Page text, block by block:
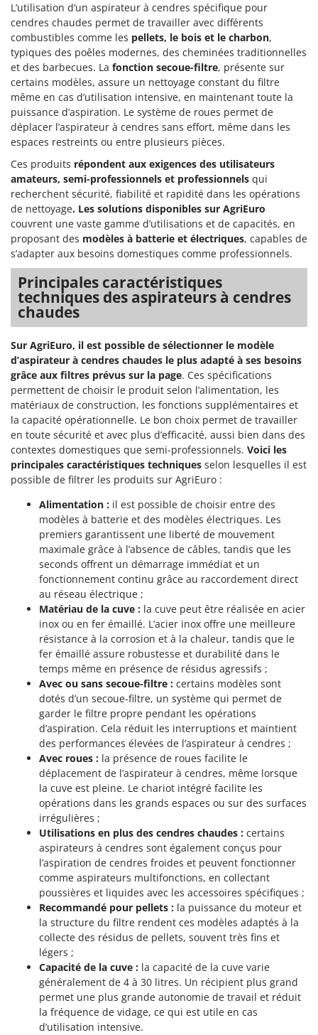
L’utilisation d’un aspirateur à cendres spécifique pour
cendres chaudes permet de travailler avec différents
combustibles comme les pellets, le bois et le charbon,
typiques des poêles modernes, des cheminées traditionnelles
et des barbecues. La fonction secoue-filtre, présente sur
certains modèles, assure un nettoyage constant du filtre
même en cas d’utilisation intensive, en maintenant toute la
puissance d’aspiration. Le système de roues permet de
déplacer l’aspirateur à cendres sans effort, même dans les
espaces restreints ou entre plusieurs pièces.
Ces produits répondent aux exigences des utilisateurs
amateurs, semi-professionnels et professionnels qui
recherchent sécurité, fiabilité et rapidité dans les opérations
de nettoyage. Les solutions disponibles sur AgriEuro
couvrent une vaste gamme d’utilisations et de capacités, en
proposant des modèles à batterie et électriques, capables de
s’adapter aux besoins domestiques comme professionnels.
Principales caractéristiques
techniques des aspirateurs à cendres
chaudes
Sur AgriEuro, il est possible de sélectionner le modèle
d’aspirateur à cendres chaudes le plus adapté à ses besoins
grâce aux filtres prévus sur la page. Ces spécifications
permettent de choisir le produit selon l’alimentation, les
matériaux de construction, les fonctions supplémentaires et
la capacité opérationnelle. Le bon choix permet de travailler
en toute sécurité et avec plus d’efficacité, aussi bien dans des
contextes domestiques que semi-professionnels. Voici les
principales caractéristiques techniques selon lesquelles il est
possible de filtrer les produits sur AgriEuro :
Alimentation : il est possible de choisir entre des
modèles à batterie et des modèles électriques. Les
premiers garantissent une liberté de mouvement
maximale grâce à l’absence de câbles, tandis que les
seconds offrent un démarrage immédiat et un
fonctionnement continu grâce au raccordement direct
au réseau électrique ;
Matériau de la cuve : la cuve peut être réalisée en acier
inox ou en fer émaillé. L’acier inox offre une meilleure
résistance à la corrosion et à la chaleur, tandis que le
fer émaillé assure robustesse et durabilité dans le
temps même en présence de résidus agressifs ;
Avec ou sans secoue-filtre : certains modèles sont
dotés d’un secoue-filtre, un système qui permet de
garder le filtre propre pendant les opérations
d’aspiration. Cela réduit les interruptions et maintient
des performances élevées de l’aspirateur à cendres ;
Avec roues : la présence de roues facilite le
déplacement de l’aspirateur à cendres, même lorsque
la cuve est pleine. Le chariot intégré facilite les
opérations dans les grands espaces ou sur des surfaces
irrégulières ;
Utilisations en plus des cendres chaudes : certains
aspirateurs à cendres sont également conçus pour
l’aspiration de cendres froides et peuvent fonctionner
comme aspirateurs multifonctions, en collectant
poussières et liquides avec les accessoires spécifiques ;
Recommandé pour pellets : la puissance du moteur et
la structure du filtre rendent ces modèles adaptés à la
collecte des résidus de pellets, souvent très fins et
légers ;
Capacité de la cuve : la capacité de la cuve varie
généralement de 4 à 30 litres. Un récipient plus grand
permet une plus grande autonomie de travail et réduit
la fréquence de vidage, ce qui est utile en cas
d’utilisation intensive.